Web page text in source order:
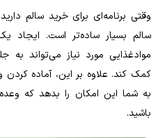
وقتی برنامه‌ای برای خرید سالم
سالم بسیار ساده‌تر است. ایجاد
موادغذایی مورد نیاز می‌تواند به
کمک کند. علاوه بر این، آماده
به شما این امکان را بدهد که
باشید.